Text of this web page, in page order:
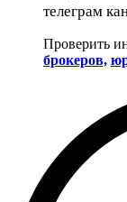
телеграм
Проверить
брокеров,